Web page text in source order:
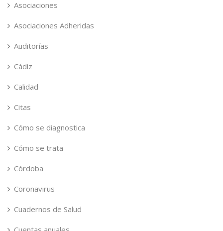
Asociaciones
Asociaciones Adheridas
Auditorías
Cádiz
Calidad
Citas
Cómo se diagnostica
Cómo se trata
Córdoba
Coronavirus
Cuadernos de Salud